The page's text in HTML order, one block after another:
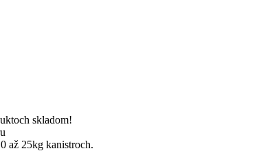
skladom!
až 25kg kanistroch.